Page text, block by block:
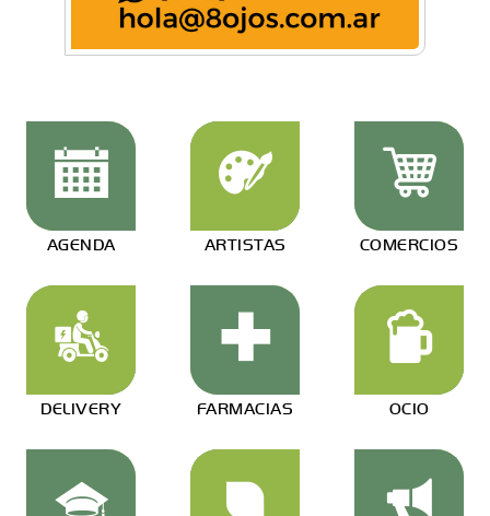
AGENDA ARTISTAS COMERCIOS
DELIVERY FARMACIAS OCIO